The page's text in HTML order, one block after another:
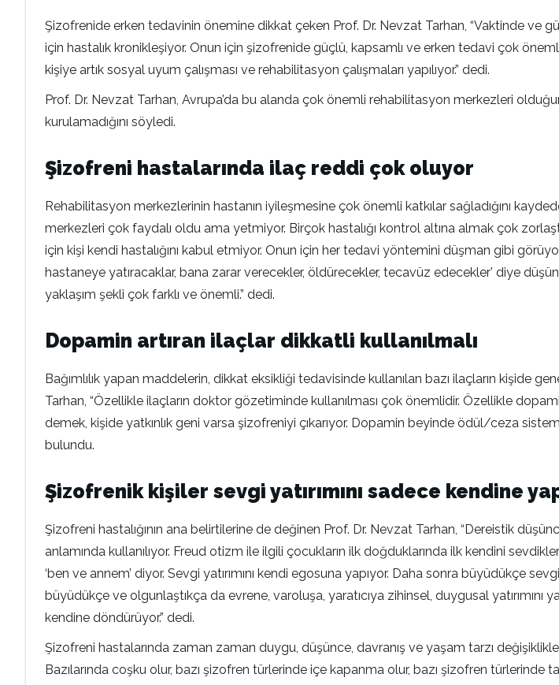
Şizofrenide erken tedavinin önemine dikkat çeken Prof. Dr. Nevzat Tarhan, “Vaktinde ve
için hastalık kronikleşiyor. Onun için şizofrenide güçlü, kapsamlı ve erken tedavi çok
kişiye artık sosyal uyum çalışması ve rehabilitasyon çalışmaları yapılıyor.” dedi.
Prof. Dr. Nevzat Tarhan, Avrupa’da bu alanda çok önemli rehabilitasyon merkezleri
kurulamadığını söyledi.
Şizofreni hastalarında ilaç reddi çok oluyor
Rehabilitasyon merkezlerinin hastanın iyileşmesine çok önemli katkılar sağladığını
merkezleri çok faydalı oldu ama yetmiyor. Birçok hastalığı kontrol altına almak çok
için kişi kendi hastalığını kabul etmiyor. Onun için her tedavi yöntemini düşman gibi
hastaneye yatıracaklar, bana zarar verecekler, öldürecekler, tecavüz edecekler’ diye
yaklaşım şekli çok farklı ve önemli.” dedi.
Dopamin artıran ilaçlar dikkatli kullanılmalı
Bağımlılık yapan maddelerin, dikkat eksikliği tedavisinde kullanılan bazı ilaçların kişide
Tarhan, “Özellikle ilaçların doktor gözetiminde kullanılması çok önemlidir. Özellikle
demek, kişide yatkınlık geni varsa şizofreniyi çıkarıyor. Dopamin beyinde ödül/ceza
bulundu.
Şizofrenik kişiler sevgi yatırımını sadece kendine
Şizofreni hastalığının ana belirtilerine de değinen Prof. Dr. Nevzat Tarhan, “Dereistik
anlamında kullanılıyor. Freud otizm ile ilgili çocukların ilk doğduklarında ilk kendini
‘ben ve annem’ diyor. Sevgi yatırımını kendi egosuna yapıyor. Daha sonra büyüdükçe
büyüdükçe ve olgunlaştıkça da evrene, varoluşa, yaratıcıya zihinsel, duygusal yatırımını
kendine döndürüyor.” dedi.
Şizofreni hastalarında zaman zaman duygu, düşünce, davranış ve yaşam tarzı
Bazılarında coşku olur, bazı şizofren türlerinde içe kapanma olur, bazı şizofren türlerinde